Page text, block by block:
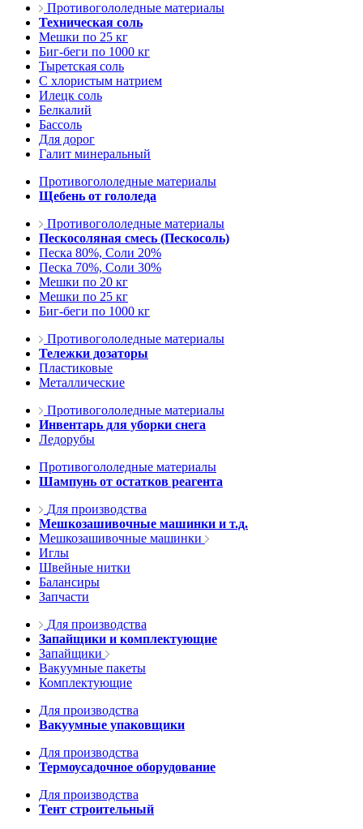
Противогололедные материалы
Техническая соль
Мешки по 25 кг
Биг-беги по 1000 кг
Тыретская соль
С хлористым натрием
Илецк соль
Белкалий
Бассоль
Для дорог
Галит минеральный
Противогололедные материалы
Щебень от гололеда
Противогололедные материалы
Пескосоляная смесь (Пескосоль)
Песка 80%, Соли 20%
Песка 70%, Соли 30%
Мешки по 20 кг
Мешки по 25 кг
Биг-беги по 1000 кг
Противогололедные материалы
Тележки дозаторы
Пластиковые
Металлические
Противогололедные материалы
Инвентарь для уборки снега
Ледорубы
Противогололедные материалы
Шампунь от остатков реагента
Для производства
Мешкозашивочные машинки и т.д.
Мешкозашивочные машинки
Иглы
Швейные нитки
Балансиры
Запчасти
Для производства
Запайщики и комплектующие
Запайщики
Вакуумные пакеты
Комплектующие
Для производства
Вакуумные упаковщики
Для производства
Термоусадочное оборудование
Для производства
Тент строительный